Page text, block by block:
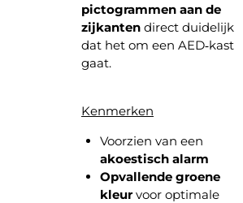
pictogrammen aan de
zijkanten direct duidelijk
dat het om een AED‑kast
gaat.
Kenmerken
Voorzien van een
akoestisch alarm
Opvallende groene
kleurvoor optimale